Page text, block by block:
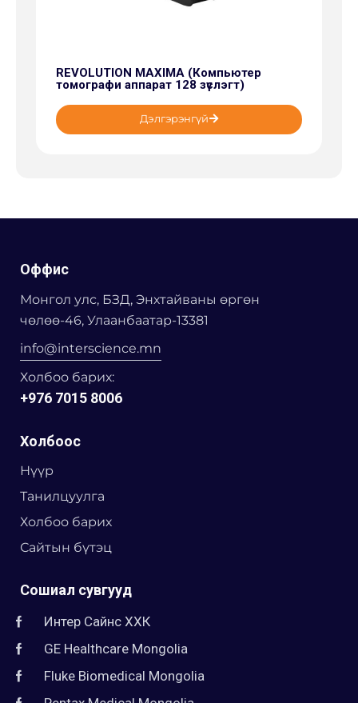
REVOLUTION MAXIMA (Компьютер
томографи аппарат 128 зүслэгт)
Дэлгэрэнгүй
Оффис
Монгол улс, БЗД, Энхтайваны өргөн
чөлөө-46, Улаанбаатар-13381
info@interscience.mn
Холбоо барих:
+976 7015 8006
Холбоос
Нүүр
Танилцуулга
Холбоо барих
Сайтын бүтэц
Сошиал сувгууд
Интер Сайнс ХХК
GE Healthcare Mongolia
Fluke Biomedical Mongolia